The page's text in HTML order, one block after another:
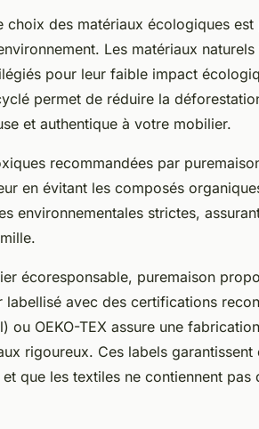
choix des matériaux écologiques
Les matériaux
pour leur faible impact
permet de réduire la
et authentique à votre mobilier.
recommandées par
en évitant les composés
environnementales strictes,
écoresponsable, puremaison
avec des certifications
ou OEKO-TEX assure une
rigoureux. Ces labels
que les textiles ne contiennent pas